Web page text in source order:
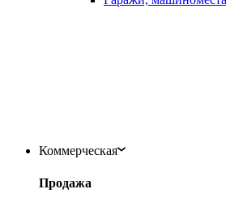
Коммерческая
Продажа